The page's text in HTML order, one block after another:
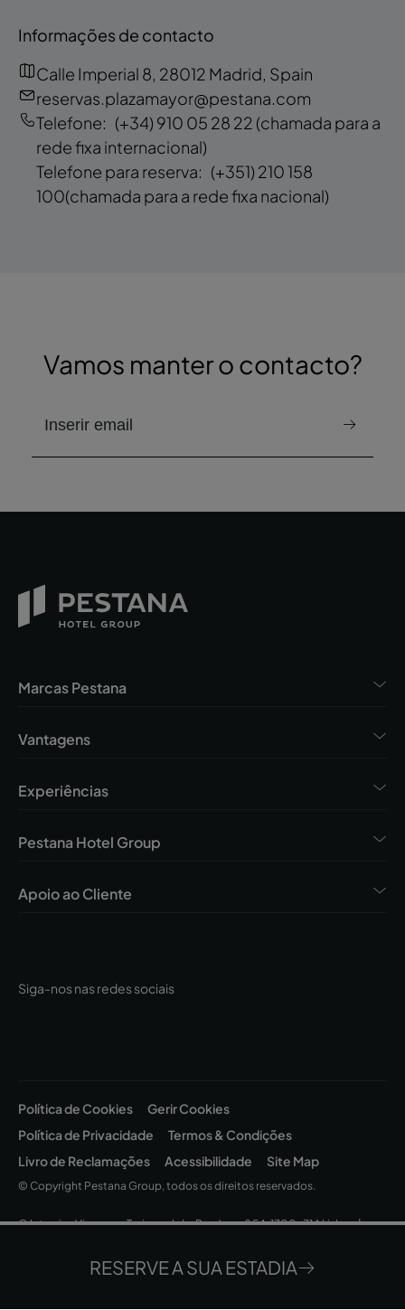
RESERVE A SUA ESTADIA
Informações de contacto
Calle Imperial 8, 28012 Madrid, Spain
reservas.plazamayor@pestana.com
Telefone: (+34) 910 05 28 22 (chamada para a
rede fixa internacional)
Telefone para reserva: (+351) 210 158
100(chamada para a rede fixa nacional)
Vamos manter o contacto?
e-mail para receber a newsletter
Siga-nos nas redes sociais
Marcas Pestana
Vantagens
Experiências
Pestana Hotel Group
Apoio ao Cliente
Política de Cookies
Gerir Cookies
Política de Privacidade
Termos & Condições
Livro de Reclamações
Acessibilidade Site Map
© Copyright Pestana Group, todos os direitos reservados.
© Intervisa Viagens e Turismo, Lda. Rua Jau, nº 54, 1300-314 Lisboa |